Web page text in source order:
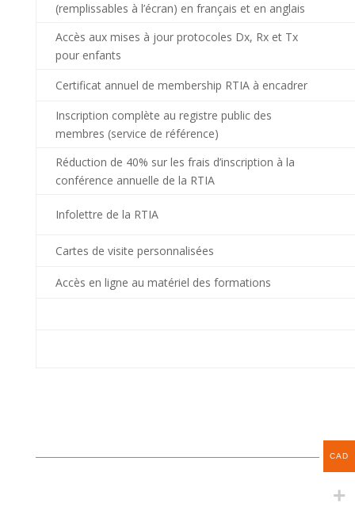
(remplissables à l’écran) en français et en anglais
Accès aux mises à jour protocoles Dx, Rx et Tx
pour enfants
Certificat annuel de membership RTIA à encadrer
Inscription complète au registre public des
membres (service de référence)
Réduction de 40% sur les frais d’inscription à la
conférence annuelle de la RTIA
Infolettre de la RTIA
Cartes de visite personnalisées
Accès en ligne au matériel des formations
CAD